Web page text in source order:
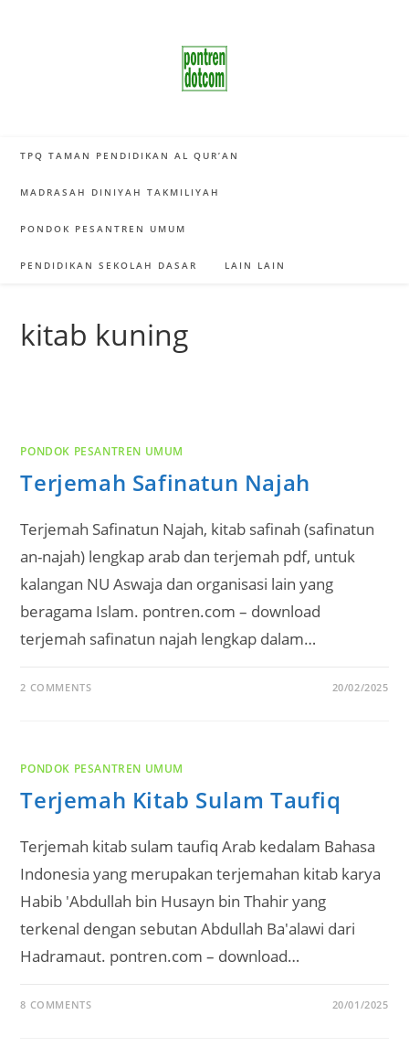
TPQ TAMAN PENDIDIKAN AL QUR’AN
MADRASAH DINIYAH TAKMILIYAH
PONDOK PESANTREN UMUM
PENDIDIKAN SEKOLAH DASAR LAIN LAIN
kitab kuning
PONDOK PESANTREN UMUM
Terjemah Safinatun Najah
Terjemah Safinatun Najah, kitab safinah (safinatun
an-najah) lengkap arab dan terjemah pdf, untuk
kalangan NU Aswaja dan organisasi lain yang
beragama Islam. pontren.com – download
terjemah safinatun najah lengkap dalam…
2 COMMENTS 20/02/2025
PONDOK PESANTREN UMUM
Terjemah Kitab Sulam Taufiq
Terjemah kitab sulam taufiq Arab kedalam Bahasa
Indonesia yang merupakan terjemahan kitab karya
Habib 'Abdullah bin Husayn bin Thahir yang
terkenal dengan sebutan Abdullah Ba'alawi dari
Hadramaut. pontren.com – download…
8 COMMENTS 20/01/2025